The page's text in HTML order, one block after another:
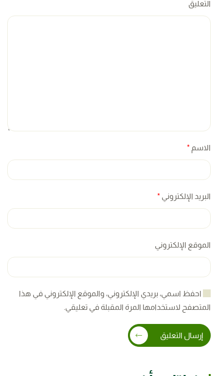
التعليق
الاسم *
البريد الإلكتروني *
الموقع الإلكتروني
احفظ اسمي، بريدي الإلكتروني، والموقع الإلكتروني في هذا
المتصفح لاستخدامها المرة المقبلة في تعليقي.
إرسال التعليق